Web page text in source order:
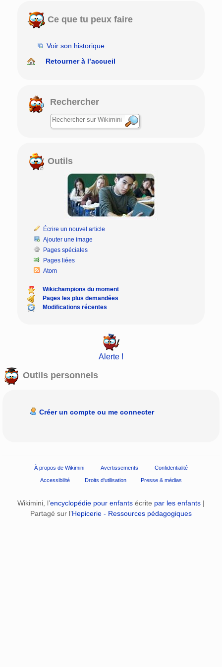
Ce que tu peux faire
Voir son historique
Retourner à l’accueil
Rechercher
Outils
Écrire un nouvel article
Ajouter une image
Pages spéciales
Pages liées
Atom
Wikichampions du moment
Pages les plus demandées
Modifications récentes
Alerte !
Outils personnels
Créer un compte ou me connecter
À propos de Wikimini Avertissements Confidentialité
Accessibilité Droits d'utilisation Presse & médias
Wikimini, l’encyclopédie pour enfants écrite par les enfants |
Partagé sur l’Hepicerie - Ressources pédagogiques